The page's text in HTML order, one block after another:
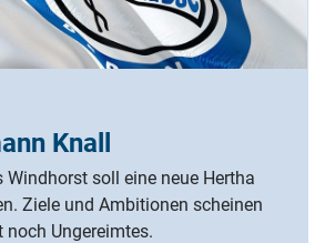
Knall
Windhorst soll eine neue Hertha
Ziele und Ambitionen scheinen
noch Ungereimtes.